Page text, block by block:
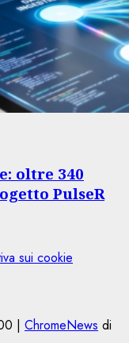
oltre 340
PulseR
sui cookie
| ChromeNews di